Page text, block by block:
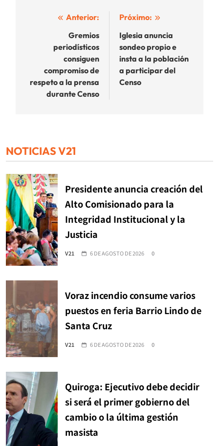
Navegación
entradas
Anterior:
Gremios
periodísticos
consiguen
compromiso de
respeto a la prensa
durante Censo
Próximo:
Iglesia anuncia
sondeo propio e
insta a la población
a participar del
Censo
NOTICIAS V21
Presidente anuncia creación del
Alto Comisionado para la
Integridad Institucional y la
Justicia
V21 6 DE AGOSTO DE 2026 0
Voraz incendio consume varios
puestos en feria Barrio Lindo de
Santa Cruz
V21 6 DE AGOSTO DE 2026 0
Quiroga: Ejecutivo debe decidir
si será el primer gobierno del
cambio o la última gestión
masista